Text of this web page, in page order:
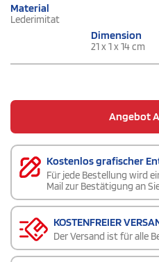
Material
Lederimitat
Dimension
21 x 1 x 14 cm
Angebot
Kostenlos grafischer
Für jede Bestellung wird
Mail zur Bestätigung an
KOSTENFREIER
Der Versand ist für alle